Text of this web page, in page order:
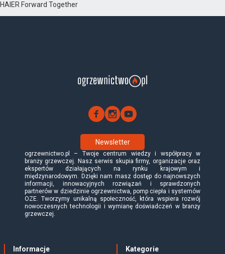
HAIER Forward Together
Newsletter
ogrzewnictwo.pl – Twoje centrum wiedzy i współpracy w
branży grzewczej. Nasz serwis skupia firmy, organizacje oraz
ekspertów działających na rynku krajowym i
międzynarodowym. Dzięki nam masz dostęp do najnowszych
informacji, innowacyjnych rozwiązań i sprawdzonych
partnerów w dziedzinie ogrzewnictwa, pomp ciepła i systemów
OZE. Tworzymy unikalną społeczność, która wspiera rozwój
nowoczesnych technologii i wymianę doświadczeń w branży
grzewczej.
Informacje Kategorie